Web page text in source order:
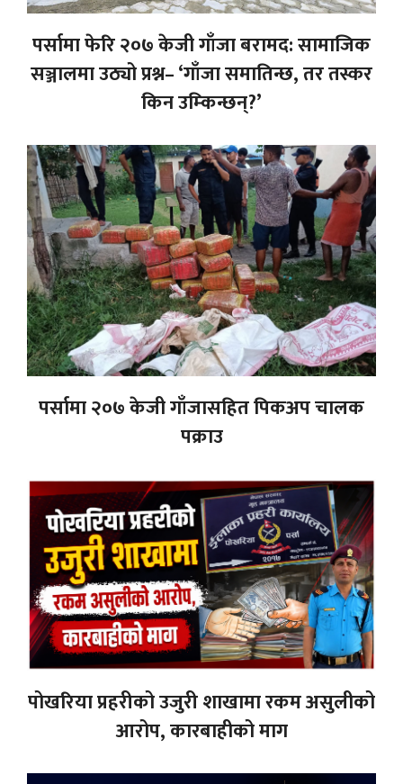
पर्सामा फेरि २०७ केजी गाँजा बरामद: सामाजिक
सञ्जालमा उठ्यो प्रश्न– ‘गाँजा समातिन्छ, तर तस्कर
किन उम्किन्छन्?’
पर्सामा २०७ केजी गाँजासहित पिकअप चालक
पक्राउ
पोखरिया प्रहरीको उजुरी शाखामा रकम असुलीको
आरोप, कारबाहीको माग